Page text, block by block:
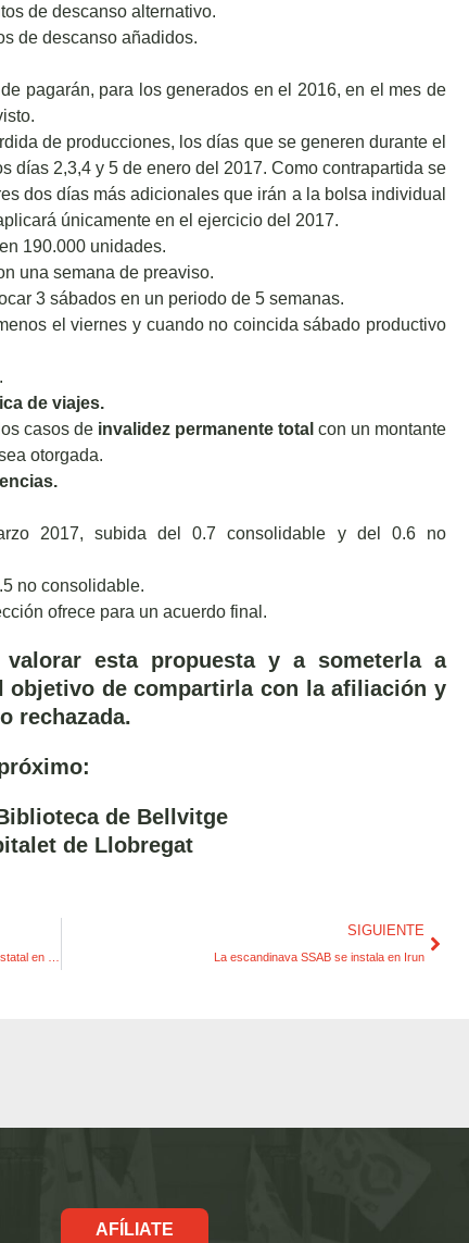
de descanso alternativo.
de descanso añadidos.
pagarán, para los generados en el 2016, en el mes de
de producciones, los días que se generen durante el
días 2,3,4 y 5 de enero del 2017. Como contrapartida se
dos días más adicionales que irán a la bolsa individual
únicamente en el ejercicio del 2017.
190.000 unidades.
una semana de preaviso.
3 sábados en un periodo de 5 semanas.
el viernes y cuando no coincida sábado productivo
de viajes.
casos de invalidez permanente total con un montante
otorgada.
2017, subida del 0.7 consolidable y del 0.6 no
no consolidable.
ofrece para un acuerdo final.
valorar esta propuesta y a someterla a
objetivo de compartirla con la afiliación y
rechazada.
de Bellvitge
de Llobregat
SIGUIENTE
La escandinava SSAB se instala en Irun
AFÍLIATE